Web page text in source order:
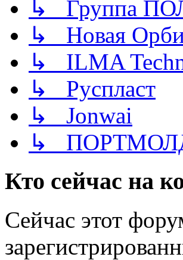
↳ Группа
↳ Новая
↳ ILMA
↳ Руспласт
↳ Jonwai
↳
Кто сейчас на
Сейчас этот